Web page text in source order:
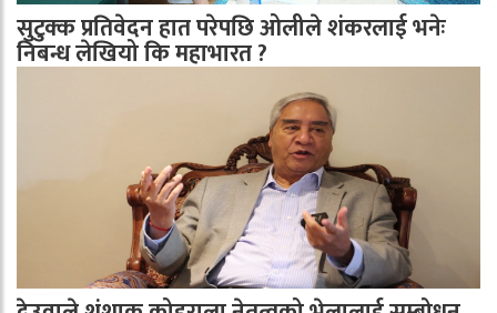
सुटुक्क प्रतिवेदन हात परेपछि ओलीले शंकरलाई भनेः
निबन्ध लेखियो कि महाभारत ?